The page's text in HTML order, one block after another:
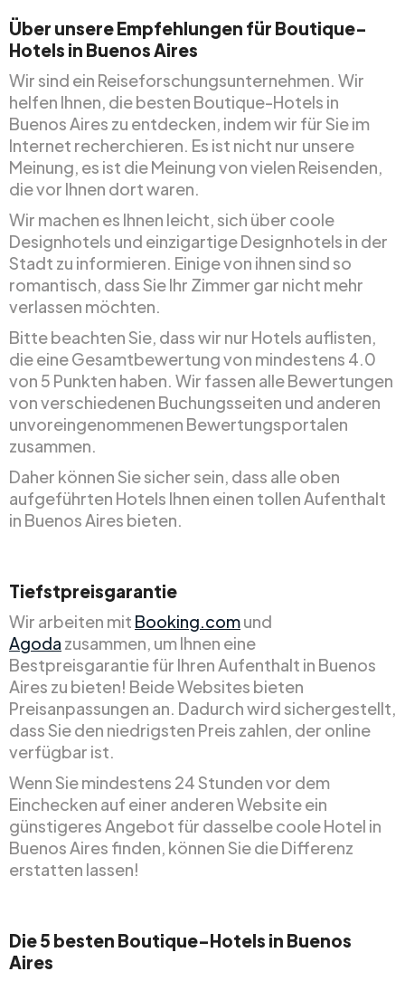
Über unsere Empfehlungen für Boutique-
Hotels in Buenos Aires
Wir sind ein Reiseforschungsunternehmen. Wir
helfen Ihnen, die besten Boutique-Hotels in
Buenos Aires zu entdecken, indem wir für Sie im
Internet recherchieren. Es ist nicht nur unsere
Meinung, es ist die Meinung von vielen Reisenden,
die vor Ihnen dort waren.
Wir machen es Ihnen leicht, sich über coole
Designhotels und einzigartige Designhotels in der
Stadt zu informieren. Einige von ihnen sind so
romantisch, dass Sie Ihr Zimmer gar nicht mehr
verlassen möchten.
Bitte beachten Sie, dass wir nur Hotels auflisten,
die eine Gesamtbewertung von mindestens 4.0
von 5 Punkten haben. Wir fassen alle Bewertungen
von verschiedenen Buchungsseiten und anderen
unvoreingenommenen Bewertungsportalen
zusammen.
Daher können Sie sicher sein, dass alle oben
aufgeführten Hotels Ihnen einen tollen Aufenthalt
in Buenos Aires bieten.
Tiefstpreisgarantie
Wir arbeiten mit Booking.comund
Agoda zusammen, um Ihnen eine
Bestpreisgarantie für Ihren Aufenthalt in Buenos
Aires zu bieten! Beide Websites bieten
Preisanpassungen an. Dadurch wird sichergestellt,
dass Sie den niedrigsten Preis zahlen, der online
verfügbar ist.
Wenn Sie mindestens 24 Stunden vor dem
Einchecken auf einer anderen Website ein
günstigeres Angebot für dasselbe coole Hotel in
Buenos Aires finden, können Sie die Differenz
erstatten lassen!
Die 5 besten Boutique-Hotels in Buenos
Aires